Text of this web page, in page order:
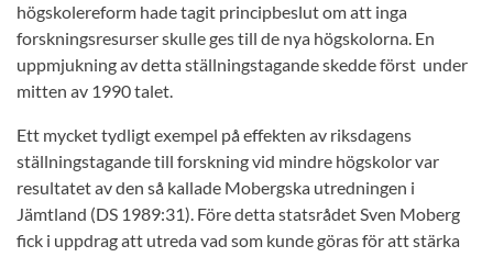
högskolereform hade tagit principbeslut om att inga
forskningsresurser skulle ges till de nya högskolorna. En
uppmjukning av detta ställningstagande skedde först under
mitten av 1990 talet.
Ett mycket tydligt exempel på effekten av riksdagens
ställningstagande till forskning vid mindre högskolor var
resultatet av den så kallade Mobergska utredningen i
Jämtland (DS 1989:31). Före detta statsrådet Sven Moberg
fick i uppdrag att utreda vad som kunde göras för att stärka